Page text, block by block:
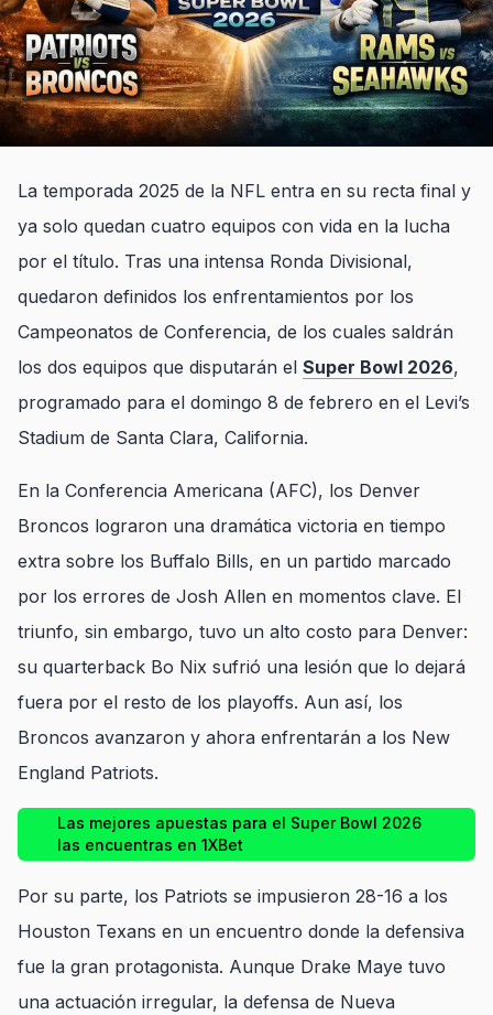
La temporada 2025 de la NFL entra en su recta final y
ya solo quedan cuatro equipos con vida en la lucha
por el título. Tras una intensa Ronda Divisional,
quedaron definidos los enfrentamientos por los
Campeonatos de Conferencia, de los cuales saldrán
los dos equipos que disputarán el Super Bowl 2026,
programado para el domingo 8 de febrero en el Levi’s
Stadium de Santa Clara, California.
En la Conferencia Americana (AFC), los Denver
Broncos lograron una dramática victoria en tiempo
extra sobre los Buffalo Bills, en un partido marcado
por los errores de Josh Allen en momentos clave. El
triunfo, sin embargo, tuvo un alto costo para Denver:
su quarterback Bo Nix sufrió una lesión que lo dejará
fuera por el resto de los playoffs. Aun así, los
Broncos avanzaron y ahora enfrentarán a los New
England Patriots.
Las mejores apuestas para el Super Bowl 2026
las encuentras en 1XBet
Por su parte, los Patriots se impusieron 28-16 a los
Houston Texans en un encuentro donde la defensiva
fue la gran protagonista. Aunque Drake Maye tuvo
una actuación irregular, la defensa de Nueva